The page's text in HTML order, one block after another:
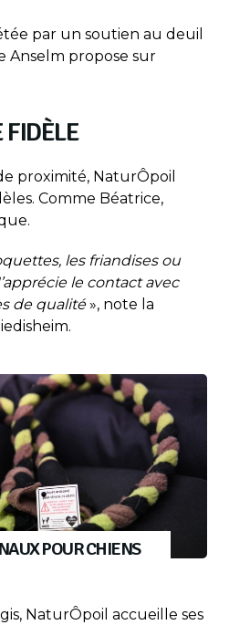
par un soutien au deuil
Anselm propose sur
FIDÈLE
proximité, NaturÔpoil
Comme Béatrice,
les friandises ou
le contact avec
de qualité», note la
POUR CHIENS
NaturÔpoil accueille ses